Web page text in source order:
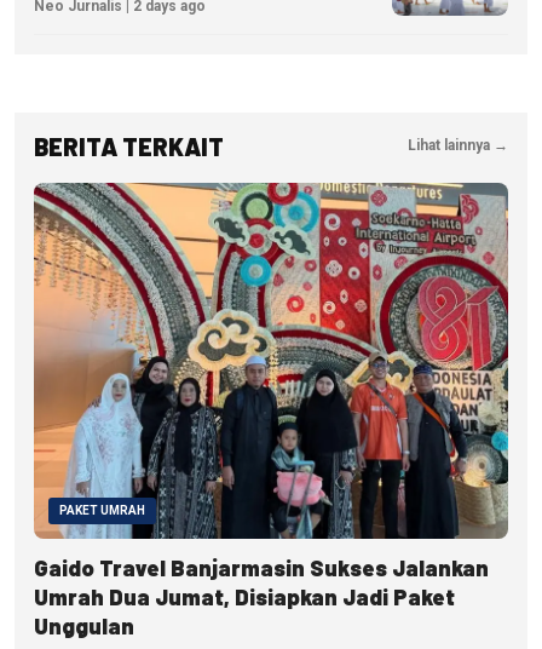
Neo Jurnalis | 2 days ago
BERITA TERKAIT Lihat lainnya →
PAKET UMRAH
Gaido Travel Banjarmasin Sukses Jalankan
Umrah Dua Jumat, Disiapkan Jadi Paket
Unggulan